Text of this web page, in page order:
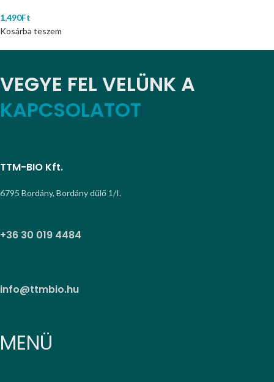
1,490Ft
Kosárba teszem
VEGYE FEL VELÜNK A
KAPCSOLATOT
TTM-BIO Kft.
6795 Bordány, Bordány dűlő 1/I.
+36 30 019 4484
info@ttmbio.hu
MENÜ